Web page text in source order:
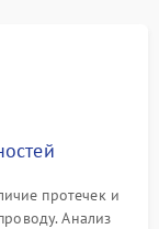
протечек и
Анализ